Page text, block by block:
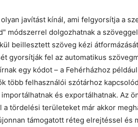
javítást kínál, ami felgyorsítja a
módszerrel dolgozhatnak a
beillesztett szöveg kézi
gyorsítják fel az automatikus
egy kódot – a Fehérházhoz
több felhasználói szótárhoz
és exportálhatnak. Az
a tördelési területeket már akkor
támogatott réteg elrejtéssel és